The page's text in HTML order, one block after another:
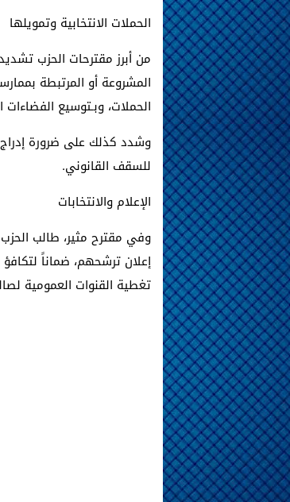
الحملات الانتخابية وتمويلها
من أبرز مقترحات الحزب
المشروعة أو المرتبطة
الحملات، وبـتوسيع
وشدد كذلك على ضرورة إدراج
للسقف القانوني.
الإعلام والانتخابات
وفي مقترح مثير، طالب
إعلان ترشحهم، ضماناً
تغطية القنوات العمومية